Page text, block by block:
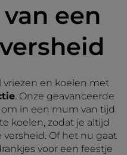
een
vriezen en koelen met
. Onze geavanceerde
in een mum van tijd
koelen, zodat je altijd
Of het nu gaat
voor een feestje